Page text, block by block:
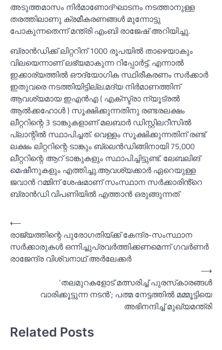
അടുത്തമാസം നിർമാണോദ്ഘാടനം നടത്താനുള്ള
തരത്തിലാണു ക്രമീകരണങ്ങള്‍ മുന്നോട്ടു
പോകുന്നതെന്ന് മന്ത്രി എംബി രാജേഷ് അറിയിച്ചു.
ബ്രാൻഡിക്ക് ലിറ്ററിന് 1000 രൂപയില്‍ താഴെയാകും
വിലയെന്നാണ് ലഭ്യമാകുന്ന റിപ്പോർട്ട്. എന്നാല്‍
ഇക്കാര്യത്തില്‍ ഔദ്യോഗിക സ്ഥിരീകരണം സർക്കാർ
ഇതുവരെ നടത്തിയിട്ടില്ല.മദ്യ നിർമാണത്തിന്
ആവശ്യമായ ഇഎൻഎ ( എക്സ്ട്രാ ന്യൂട്രല്‍
ആല്‍ക്കഹോള്‍ ) സൂക്ഷിക്കുന്നതിനു രണ്ടരലക്ഷം
ലീറ്ററിന്റെ 3 ടാങ്കുകളാണ് മലബാർ ഡിസ്റ്റിലറീസില്‍
പ്ലാന്റില്‍ സ്ഥാപിച്ചത്. വെള്ളം സൂക്ഷിക്കുന്നതിന് രണ്ട്
ലക്ഷം ലിറ്ററിന്റെ ടാങ്കും ബ്ലെൻഡിങ്ങിനായി 75,000
ലീറ്ററിന്റെ ആറ് ടാങ്കുകളും സ്ഥാപിച്ചിട്ടുണ്ട്. ലേബലിങ്
മെഷീനുകളും എത്തിച്ചു.ആവശ്യക്കാർ ഏറെയുള്ള
ജവാൻ റമ്മിന് ശേഷമാണ് സംസ്ഥാന സർക്കാരിൻ്റെ
ബ്രാൻഡി വിപണിയില്‍ എത്താൻ ഒരുങ്ങുന്നത്
Post
navigation
⟵
രാജ്യത്തിന്റെ പുരോഗതിയ്ക്ക് കേന്ദ്ര-സംസ്ഥാന
സര്‍ക്കാരുകള്‍ ഒന്നിച്ചുപ്രവർത്തിക്കണമെന്ന് ഗവർണർ
രാജേന്ദ്ര വിശ്വനാഥ് അർലേക്കർ
‘തലമുറകളോട് മത്സരിച്ച്‌ പുരസ്‌കാരങ്ങള്‍
വാരിക്കൂട്ടുന്ന നടന്‍’; പത്മ നേട്ടത്തില്‍ മമ്മൂട്ടിയെ
അഭിനന്ദിച്ച്‌ മുഖ്യമന്ത്രി
⟶
Related Posts